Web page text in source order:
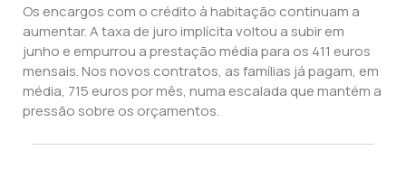
Os encargos com o crédito à habitação continuam a
aumentar. A taxa de juro implícita voltou a subir em
junho e empurrou a prestação média para os 411 euros
mensais. Nos novos contratos, as famílias já pagam, em
média, 715 euros por mês, numa escalada que mantém a
pressão sobre os orçamentos.